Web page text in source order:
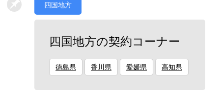
四国地方
四国地方の契約コーナー
徳島県 香川県 愛媛県 高知県